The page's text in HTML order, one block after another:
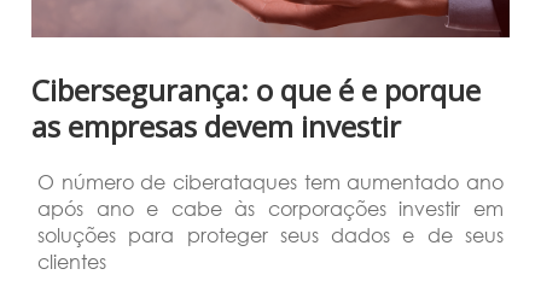
Cibersegurança: o que é e porque
as empresas devem investir
O número de ciberataques tem aumentado ano
após ano e cabe às corporações investir em
soluções para proteger seus dados e de seus
clientes